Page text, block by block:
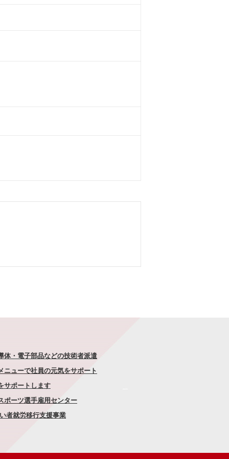
体・電子部品などの技術者派遣
ニューで社員の元気をサポート
サポートします
ポーツ選手雇用センター
者就労移行支援事業